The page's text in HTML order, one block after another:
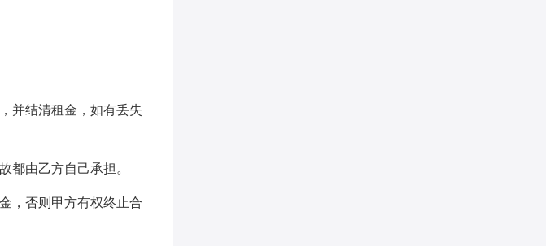
并结清租金，如有丢失
都由乙方自己承担。
，否则甲方有权终止合